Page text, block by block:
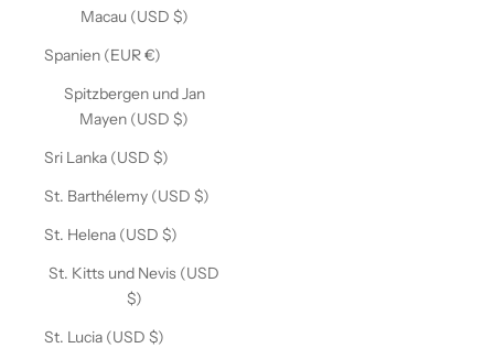
Macau (USD $)
Spanien (EUR €)
Spitzbergen und Jan
Mayen (USD $)
Sri Lanka (USD $)
St. Barthélemy (USD $)
St. Helena (USD $)
St. Kitts und Nevis (USD
$)
St. Lucia (USD $)